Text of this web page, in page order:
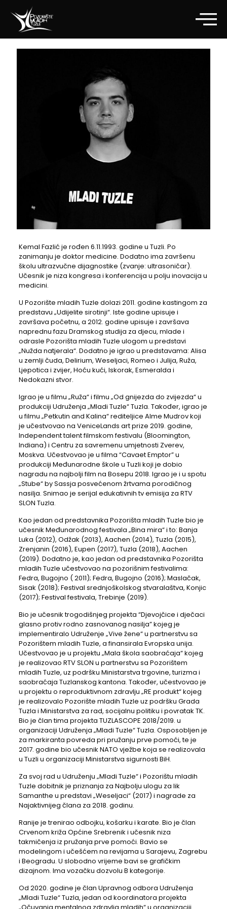
Kemal Fazlić je rođen 6.11.1993. godine u Tuzli. Po
zanimanju je doktor medicine. Dodatno ima završenu
školu ultrazvučne dijagnostike (zvanje: ultrasoničar).
Učesnik je niza kongresa i konferencija u polju inovacija u
medicini.
U Pozorište mladih Tuzle dolazi 2011. godine kastingom za
predstavu „Udijelite sirotinji“. Iste godine upisuje i
završava početnu, a 2012. godine upisuje i završava
naprednu fazu Dramskog studija za djecu, mlade i
odrasle Pozorišta mladih Tuzle ulogom u predstavi
„Nužda natjerala“. Dodatno je igrao u predstavama: Alisa
u zemlji čuda, Delirium, Weseljaci, Romeo i Julija, Ruža,
Ljepotica i zvijer, Hoću kući, Iskorak, Esmeralda i
Nedokazni stvor.
Igrao je u filmu „Ruža“ i filmu „Od gnijezda do zvijezda“ u
produkciji Udruženja „Mladi Tuzle“ Tuzla. Također, igrao je
u filmu „Petkutin and Kalina“ rediteljice Alme Mudrov koji
je učestvovao na VeniceLands art prize 2019. godine,
Independent talent filmskom festivalu (Bloomington,
Indiana) i Centru za savremenu umjetnosti Zverev,
Moskva. Učestvovao je u filma “Cavaet Emptor” u
produkciji Međunarodne škole u Tuzli koji je dobio
nagradu na najbolji film na Bosepu 2018. Igrao je i u spotu
„Stube“ by Sassja posvećenom žrtvama porodičnog
nasilja. Snimao je serijal edukativnih tv emisija za RTV
SLON Tuzla.
Kao jedan od predstavnika Pozorišta mladih Tuzle bio je
učesnik Međunarodnog festivala „Bina mira“ i to: Banja
Luka (2012), Odžak (2013), Aachen (2014), Tuzla (2015),
Zrenjanin (2016), Eupen (2017), Tuzla (2018), Aachen
(2019). Dodatno je, kao jedan od predstavnika Pozorišta
mladih Tuzle učestvovao na pozorišnim festivalima:
Fedra, Bugojno ( 2011); Fedra, Bugojno (2016); Maslačak,
Sisak (2018); Festival srednjoškolskog stvaralaštva, Konjic
(2017); Festival festivala, Trebinje (2019).
Bio je učesnik trogodišnjeg projekta “Djevojčice i dječaci
glasno protiv rodno zasnovanog nasilja” kojeg je
implementiralo Udruženje „Vive žene“ u partnerstvu sa
Pozorištem mladih Tuzle, a finansirala Evropska unija.
Učestvovao je u projektu „Mala škola saobraćaja“ kojeg
je realizovao RTV SLON u partnerstvu sa Pozorištem
mladih Tuzle, uz podršku Ministarstva trgovine, turizma i
saobraćaja Tuzlanskog kantona. Također, učestvovao je
u projektu o reproduktivnom zdravlju „RE produkt“ kojeg
je realizovalo Pozorište mladih Tuzle uz podršku Grada
Tuzla i Ministarstva za rad, socijalnu politiku i povratak TK.
Bio je član tima projekta TUZLASCOPE 2018/2019. u
organizaciji Udruženja „Mladi Tuzle“ Tuzla. Osposobljen je
za markiranta povreda pri pružanju prve pomoći, te je
2017. godine bio učesnik NATO vježbe koja se realizovala
u Tuzli u organizaciji Ministarstva sigurnosti BiH.
Za svoj rad u Udruženju „Mladi Tuzle“ i Pozorištu mladih
Tuzle dobitnik je priznanja za Najbolju ulogu za lik
Samanthe u predstavi „Weseljaci“ (2017) i nagrade za
Najaktivnijeg člana za 2018. godinu.
Ranije je trenirao odbojku, košarku i karate. Bio je član
Crvenom križa Općine Srebrenik i učesnik niza
takmičenja iz pružanja prve pomoći. Bavio se
modelingom i učešćem na revijama u Sarajevu, Zagrebu
i Beogradu. U slobodno vrijeme bavi se grafičkim
dizajnom. Ima vozačku dozvolu B kategorije.
Od 2020. godine je član Upravnog odbora Udruženja
„Mladi Tuzle“ Tuzla, jedan od koordinatora projekta